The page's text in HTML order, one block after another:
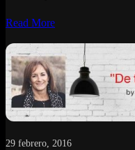
Read More
29 febrero, 2016